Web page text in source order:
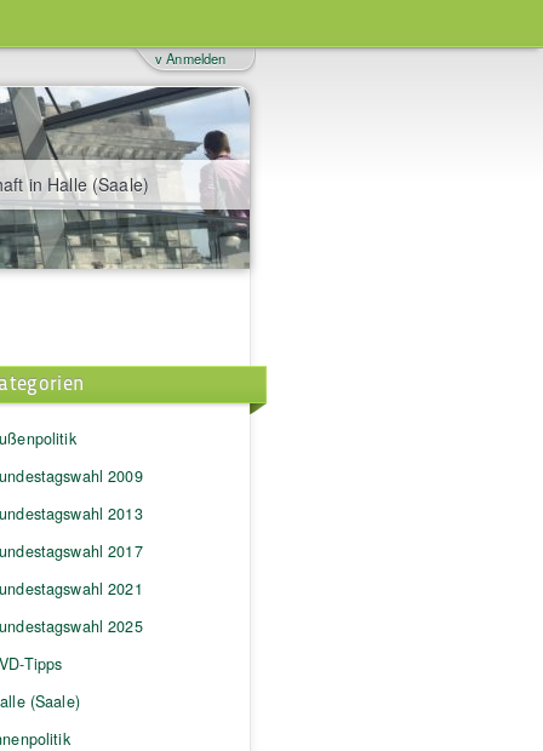
in Halle (Saale)
v Anmelden
2009
2013
2017
2021
2025
Tipps
(Saale)